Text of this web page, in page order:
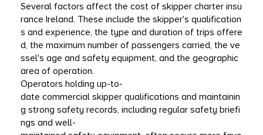
Several factors affect the cost of skipper charter insu
rance Ireland. These include the skipper's qualification
s and experience, the type and duration of trips offere
d, the maximum number of passengers carried, the ve
ssel's age and safety equipment, and the geographic
area of operation.
Operators holding up-to-
date commercial skipper qualifications and maintainin
g strong safety records, including regular safety briefi
ngs and well-